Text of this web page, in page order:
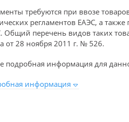
требуются при ввозе
регламентов ЕАЭС, а
Общий перечень видов таких
от 28 ноября 2011 г. № 526.
подробная информация для
информация